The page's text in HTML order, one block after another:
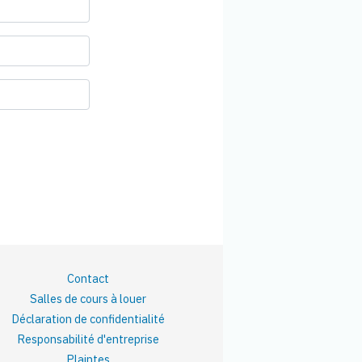
Contact
Salles de cours à louer
Déclaration de confidentialité
Responsabilité d'entreprise